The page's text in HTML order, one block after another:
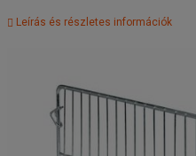
Leírás és részletes információk